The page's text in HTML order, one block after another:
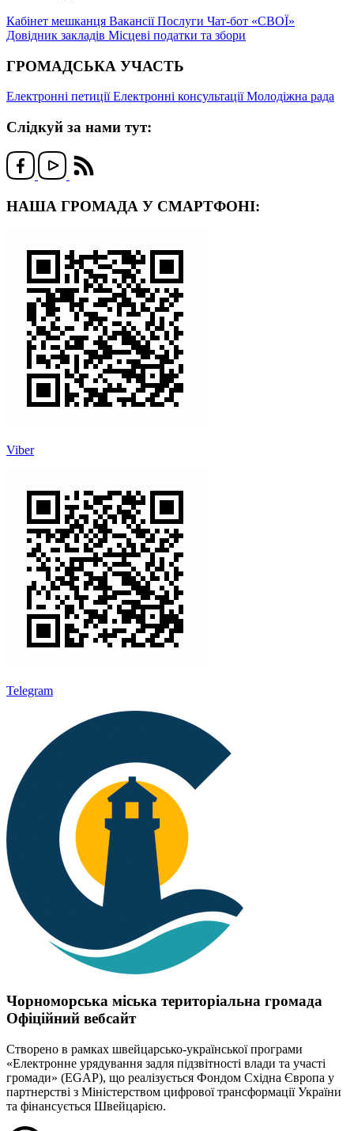
Кабінет мешканця ВакансіїПослуги Чат-бот «СВОЇ»
Довідник закладів Місцеві податки та збори
ГРОМАДСЬКА УЧАСТЬ
Електронні петиціїЕлектронні консультаціїМолодіжна рада
Слідкуй за нами тут:
НАША ГРОМАДА У СМАРТФОНІ:
Viber
Telegram
Чорноморська міська територіальна громада
Офіційний вебсайт
Створено в рамках швейцарсько-української програми
«Електронне урядування задля підзвітності влади та участі
громади» (EGAP), що реалізується Фондом Східна Європа у
партнерстві з Міністерством цифрової трансформації України
та фінансується Швейцарією.